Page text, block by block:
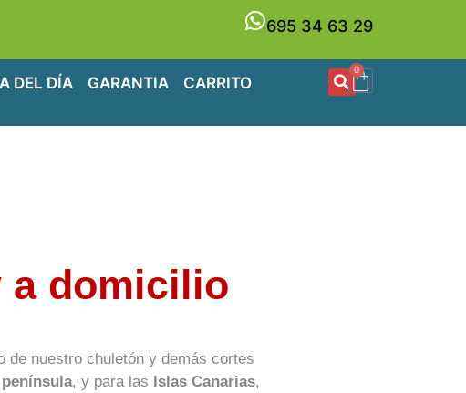
695 34 63 29
DEL DÍA GARANTIA CARRITO
0
a domicilio
de nuestro chuletón y demás cortes
, y para las Islas Canarias,